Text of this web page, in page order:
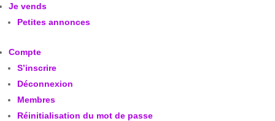
Je vends
Petites annonces
Compte
S’inscrire
Déconnexion
Membres
Réinitialisation du mot de passe